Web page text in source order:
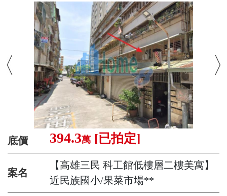
底價 394.3萬 [已拍定]
案名
【高雄三民 科工館低樓層二樓美寓】
近民族國小/果菜市場**